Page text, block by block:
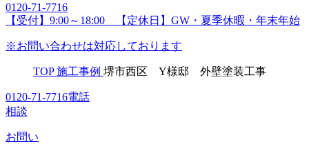
0120-71-7716
【受付】9:00～18:00 【定休日】GW・夏季休暇・年末年始
※お問い合わせは対応しております
TOP 施工事例 堺市西区 Y様邸 外壁塗装工事
0120-71-7716電話
相談
お問い